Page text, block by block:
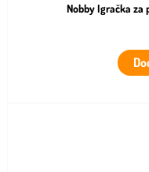
Nobby Igračka za